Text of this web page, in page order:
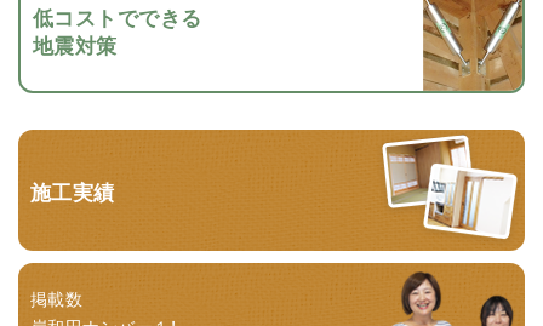
低コストでできる
地震対策
施工実績
掲載数